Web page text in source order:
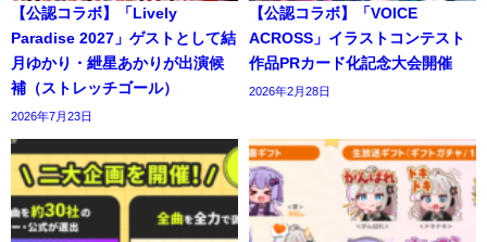
【公認コラボ】「Lively
Paradise 2027」ゲストとして結
月ゆかり・紲星あかりが出演候
補（ストレッチゴール）
2026年7月23日
【公認コラボ】「VOICE
ACROSS」イラストコンテスト
作品PRカード化記念大会開催
2026年2月28日